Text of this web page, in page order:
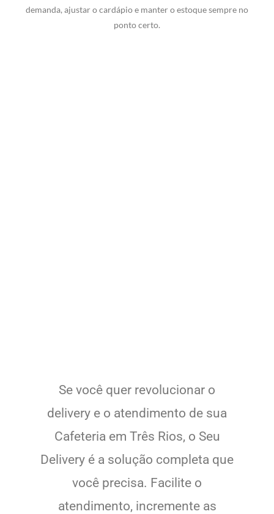
demanda, ajustar o cardápio e manter o estoque sempre no
ponto certo.
Se você quer revolucionar o
delivery e o atendimento de sua
Cafeteria em Três Rios, o Seu
Delivery é a solução completa que
você precisa. Facilite o
atendimento, incremente as